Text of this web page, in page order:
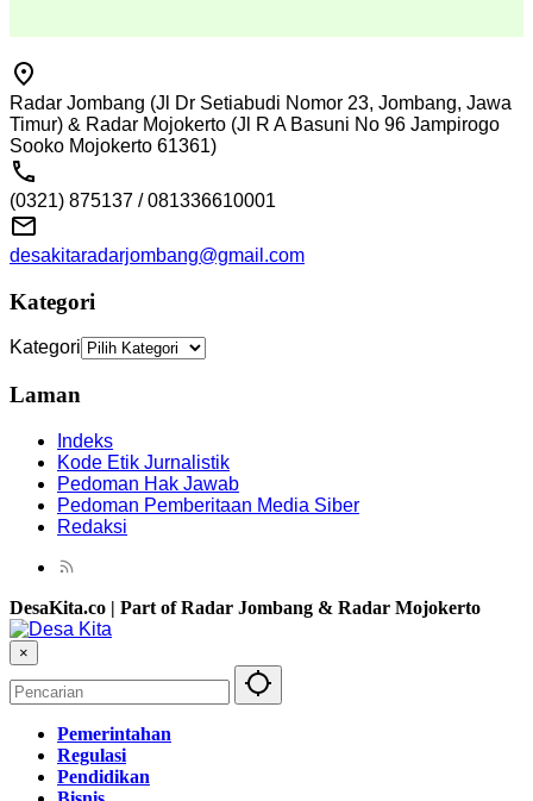
Radar Jombang (Jl Dr Setiabudi Nomor 23, Jombang, Jawa
Timur) & Radar Mojokerto (Jl R A Basuni No 96 Jampirogo
Sooko Mojokerto 61361)
(0321) 875137 / 081336610001
desakitaradarjombang@gmail.com
Kategori
Kategori
Laman
Indeks
Kode Etik Jurnalistik
Pedoman Hak Jawab
Pedoman Pemberitaan Media Siber
Redaksi
DesaKita.co | Part of Radar Jombang & Radar Mojokerto
×
Pemerintahan
Regulasi
Pendidikan